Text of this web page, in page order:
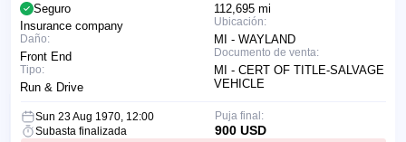
112,695 mi
Ubicación:
MI - WAYLAND
Documento de venta:
MI - CERT OF TITLE-SALVAGE
VEHICLE
Seguro
Insurance company
Daño:
Front End
Tipo:
Run & Drive
Sun 23 Aug 1970, 12:00
Subasta finalizada
Puja final:
900 USD